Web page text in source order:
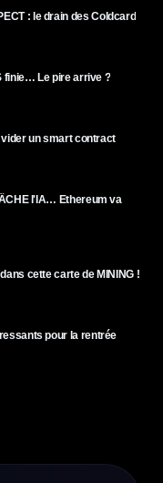
: le drain des Coldcard
finie… Le pire arrive ?
un smart contract
l'IA… Ethereum va
cette carte de MINING !
pour la rentrée